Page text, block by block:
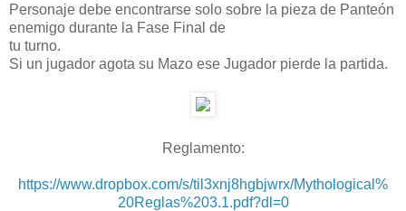
Personaje debe encontrarse solo sobre la pieza de Panteón
enemigo durante la Fase Final de
tu turno.
Si un jugador agota su Mazo ese Jugador pierde la partida.
Reglamento:
https://www.dropbox.com/s/til3xnj8hgbjwrx/Mythological%
20Reglas%203.1.pdf?dl=0